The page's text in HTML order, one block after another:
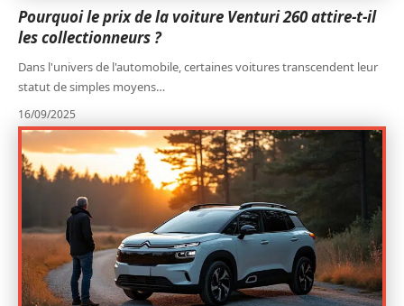
Pourquoi le prix de la voiture Venturi 260 attire-t-il
les collectionneurs ?
Dans l'univers de l'automobile, certaines voitures transcendent leur
statut de simples moyens…
16/09/2025